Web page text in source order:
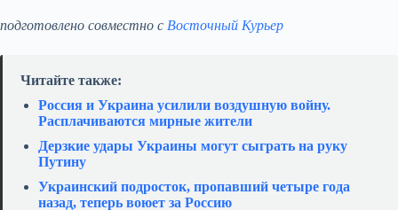
подготовлено совместно с Восточный Курьер
Читайте также:
Россия и Украина усилили воздушную войну.
Расплачиваются мирные жители
Дерзкие удары Украины могут сыграть на руку
Путину
Украинский подросток, пропавший четыре года
назад, теперь воюет за Россию